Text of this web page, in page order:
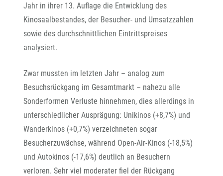
Jahr in ihrer 13. Auflage die Entwicklung des
Kinosaalbestandes, der Besucher- und Umsatzzahlen
sowie des durchschnittlichen Eintrittspreises
analysiert.
Zwar mussten im letzten Jahr – analog zum
Besuchsrückgang im Gesamtmarkt – nahezu alle
Sonderformen Verluste hinnehmen, dies allerdings in
unterschiedlicher Ausprägung: Unikinos (+8,7%) und
Wanderkinos (+0,7%) verzeichneten sogar
Besucherzuwächse, während Open-Air-Kinos (-18,5%)
und Autokinos (-17,6%) deutlich an Besuchern
verloren. Sehr viel moderater fiel der Rückgang